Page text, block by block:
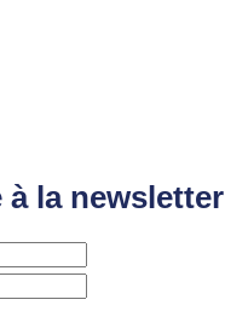
à la newsletter